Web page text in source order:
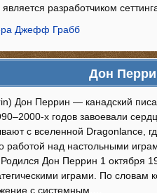
разработчиком
Джефф Грабб
Дон
Дон Перрин — канадский
х годов завоевали
с вселенной Dragonlance,
работой над настольными
Дон Перрин 1 октября
играми. По
с системным,…